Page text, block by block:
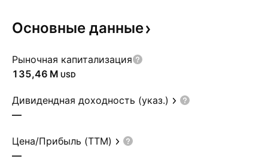
Основные данные
Рыночная капитализация
‪135,46 M‬ USD
Дивидендная доходность (указ.)
—
Цена/Прибыль (TTM)
—